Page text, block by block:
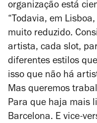
organização está
“Todavia, em
muito reduzido.
artista, cada slot,
diferentes estilos
isso que não há
Mas queremos
Para que haja mais
Barcelona. E vice-